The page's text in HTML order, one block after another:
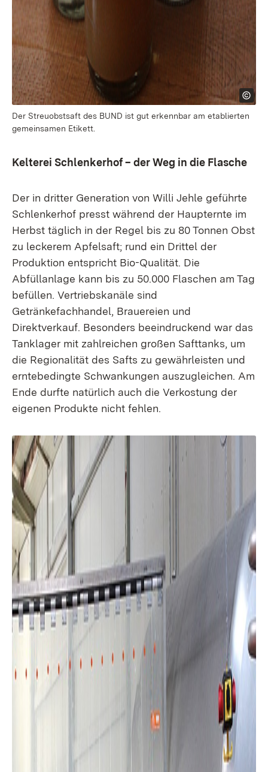
Der Streuobstsaft des BUND ist gut erkennbar am etablierten
gemeinsamen Etikett.
Kelterei Schlenkerhof – der Weg in die Flasche
Der in dritter Generation von Willi Jehle geführte
Schlenkerhof presst während der Haupternte im
Herbst täglich in der Regel bis zu 80 Tonnen Obst
zu leckerem Apfelsaft; rund ein Drittel der
Produktion entspricht Bio-Qualität. Die
Abfüllanlage kann bis zu 50.000 Flaschen am Tag
befüllen. Vertriebskanäle sind
Getränkefachhandel, Brauereien und
Direktverkauf. Besonders beeindruckend war das
Tanklager mit zahlreichen großen Safttanks, um
die Regionalität des Safts zu gewährleisten und
erntebedingte Schwankungen auszugleichen. Am
Ende durfte natürlich auch die Verkostung der
eigenen Produkte nicht fehlen.